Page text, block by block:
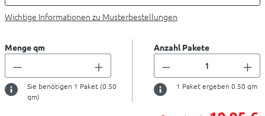
Wichtige Informationen zu Musterbestellungen
Menge qm
Sie benötigen 1 Paket (0.50
qm)
Anzahl Pakete
1 Paket ergeben 0.50 qm